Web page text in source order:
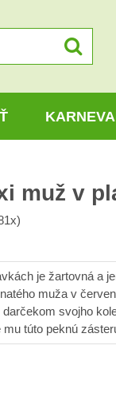
muž v
x)
je žartovná a
muža v
svojho
mu túto peknú